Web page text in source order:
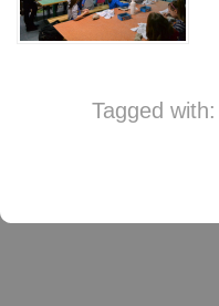
Tagged with: